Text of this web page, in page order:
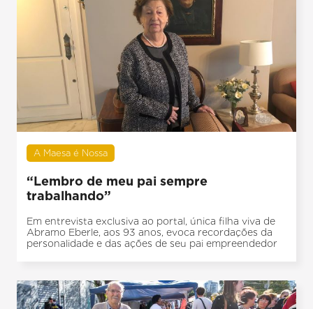
A Maesa é Nossa
“Lembro de meu pai sempre
trabalhando”
Em entrevista exclusiva ao portal, única filha viva de
Abramo Eberle, aos 93 anos, evoca recordações da
personalidade e das ações de seu pai empreendedor